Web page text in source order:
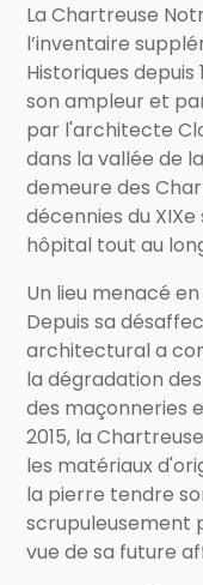
La Chartreuse
l’inventaire
Historiques
son ampleur et
par l'architecte
dans la vallée de
demeure des
décennies du
hôpital tout au
Un lieu menacé
Depuis sa
architectural a
la dégradation
des maçonneries
2015, la
les matériaux
la pierre tendre
scrupuleusement
vue de sa future